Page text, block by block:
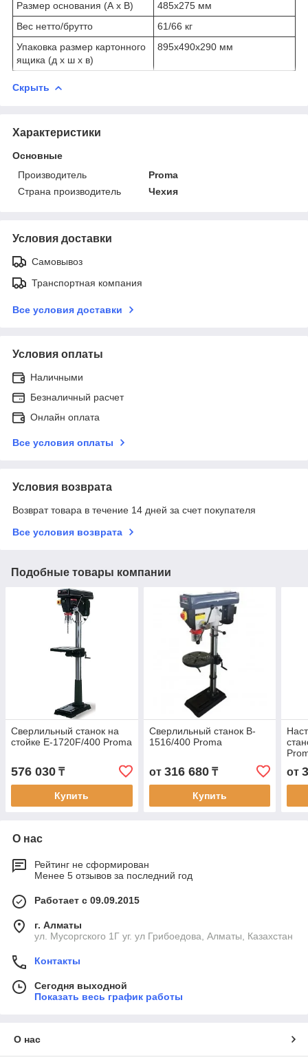
Размер основания (A x B)
485x275 мм
Вес нетто/брутто
61/66 кг
Упаковка размер картонного
ящика (д x ш x в)
895x490x290 мм
Скрыть
Характеристики
Основные
Производитель
Proma
Страна производитель
Чехия
Условия доставки
Самовывоз
Транспортная компания
Все условия доставки
Условия оплаты
Наличными
Безналичный расчет
Онлайн оплата
Все условия оплаты
Условия возврата
Возврат товара в течение 14 дней за счет покупателя
Все условия возврата
Подобные товары компании
Сверлильный станок на
стойке E-1720F/400 Proma
576 030 ₸
Купить
Cверлильный станок B-
1516/400 Proma
от 316 680₸
Купить
от
О нас
Рейтинг не сформирован
Менее 5 отзывов за последний год
Работает с 09.09.2015
г. Алматы
ул. Мусоргского 1Г уг. ул Грибоедова, Алматы, Казахстан
Контакты
Сегодня выходной
Показать весь график работы
О нас